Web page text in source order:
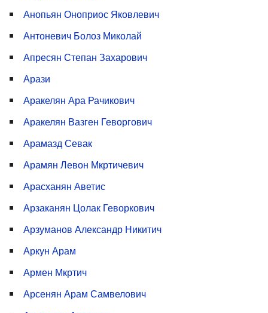
Анопьян Оноприос Яковлевич
Антоневич Болоз Миколай
Апресян Степан Захарович
Арази
Аракелян Ара Рачикович
Аракелян Вазген Геворгович
Арамазд Севак
Арамян Левон Мкртичевич
Арасханян Аветис
Арзаканян Цолак Геворкович
Арзуманов Александр Никитич
Аркун Арам
Армен Мкртич
Арсенян Арам Самвелович